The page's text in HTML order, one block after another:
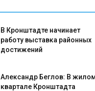
В Кронштадте начинает
работу выставка районных
достижений
Александр Беглов: В
квартале Кронштадта